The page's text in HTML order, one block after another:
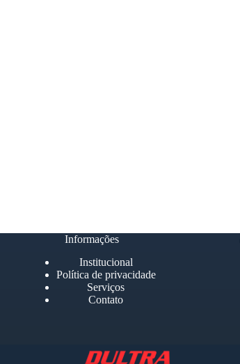
Informações
Institucional
Política de privacidade
Serviços
Contato